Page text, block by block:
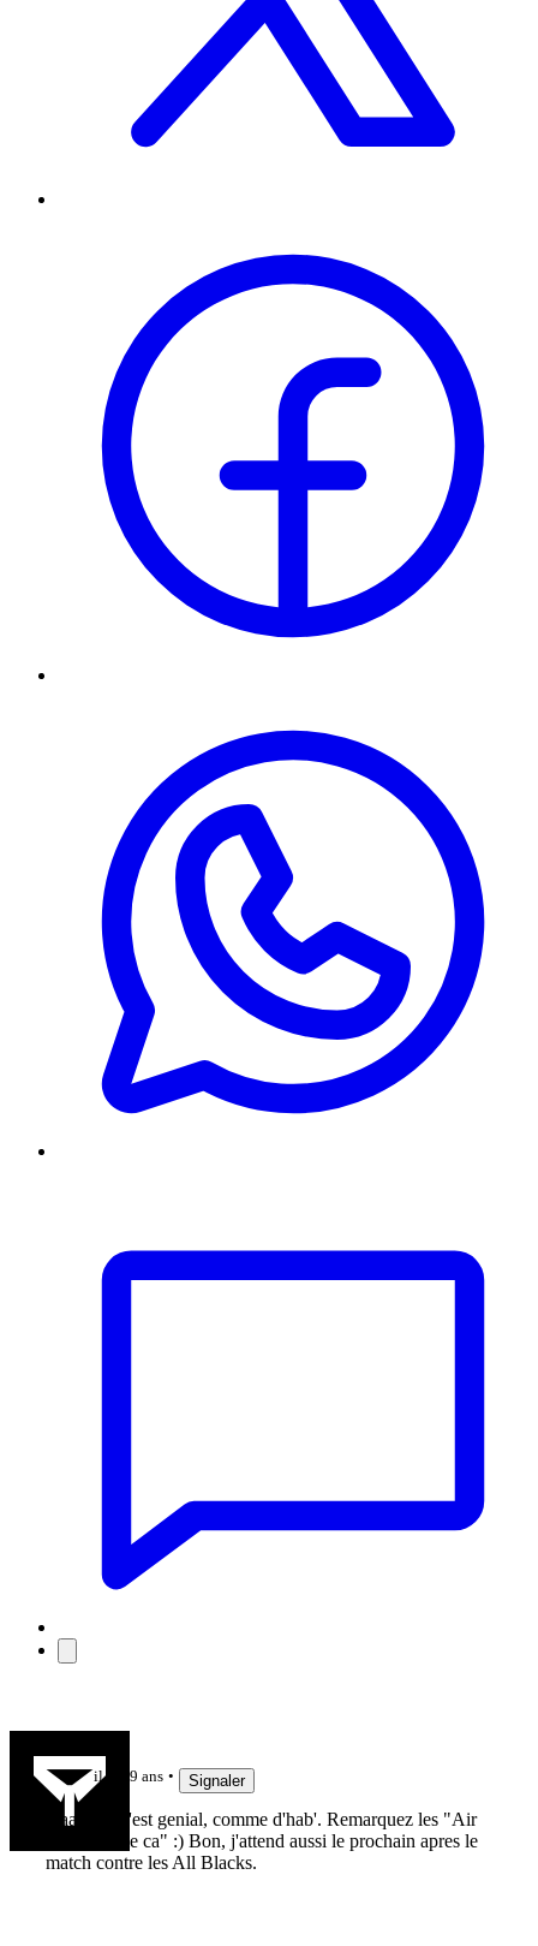
il y a 9 ans Signaler
Aaahhh...c'est genial, comme d'hab'. Remarquez les "Air
France aime ca" :) Bon, j'attend aussi le prochain apres le
match contre les All Blacks.